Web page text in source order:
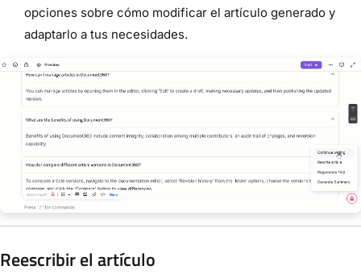
opciones sobre cómo modificar el artículo generado y
adaptarlo a tus necesidades.
Reescribir el artículo